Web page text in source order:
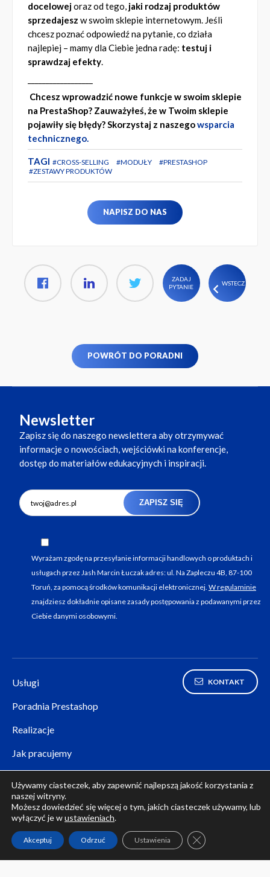
ZADAJ
PYTANIE
WSTECZ
docelowejoraz od tego, jaki rodzaj produktów
sprzedajesz w swoim sklepie internetowym. Jeśli
chcesz poznać odpowiedź na pytanie, co działa
najlepiej – mamy dla Ciebie jedna radę: testuj i
sprawdzaj efekty.
Chcesz wprowadzić nowe funkcje w swoim sklepie
na PrestaShop? Zauważyłeś, że w Twoim sklepie
pojawiły się błędy? Skorzystaj z naszegowsparcia
technicznego.
TAGI CROSS-SELLING MODUŁY
PRESTASHOP
ZESTAWY PRODUKTÓW
NAPISZ DO NAS
POWRÓT DO PORADNI
Newsletter
Zapisz się do naszego newslettera aby otrzymywać
informacje o nowościach, wejściówki na konferencje,
dostęp do materiałów edukacyjnych i inspiracji.
ZAPISZ SIĘ
Wyrażam zgodę na przesyłanie informacji handlowych o produktach i
usługach przez Jash Marcin Łuczak adres: ul. Na Zapleczu 4B, 87-100
Toruń, za pomocą środków komunikacji elektronicznej. W regulaminie
znajdziesz dokładnie opisane zasady postępowania z podawanymi przez
Ciebie danymi osobowymi.
Usługi
Poradnia Prestashop
Realizacje
Jak pracujemy
Panel klienta (zaloguj się)
KONTAKT
Używamy ciasteczek, aby zapewnić najlepszą jakość korzystania z
naszej witryny.
Możesz dowiedzieć się więcej o tym, jakich ciasteczek używamy, lub
wyłączyć je wustawieniach.
Akceptuj Odrzuć Ustawienia Zamknij panel